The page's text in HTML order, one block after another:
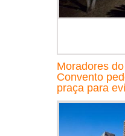
Moradores
Convento
praça para